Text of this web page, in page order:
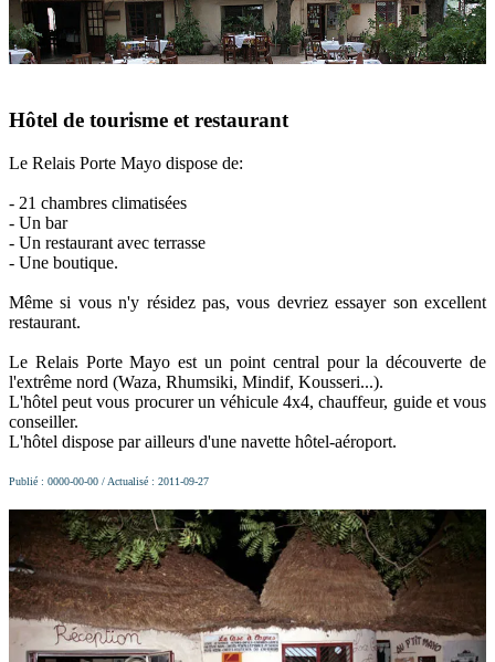
Hôtel de tourisme et restaurant
Le Relais Porte Mayo dispose de:
- 21 chambres climatisées
- Un bar
- Un restaurant avec terrasse
- Une boutique.
Même si vous n'y résidez pas, vous devriez essayer son excellent
restaurant.
Le Relais Porte Mayo est un point central pour la découverte de
l'extrême nord (Waza, Rhumsiki, Mindif, Kousseri...).
L'hôtel peut vous procurer un véhicule 4x4, chauffeur, guide et vous
conseiller.
L'hôtel dispose par ailleurs d'une navette hôtel-aéroport.
Publié : 0000-00-00 / Actualisé : 2011-09-27